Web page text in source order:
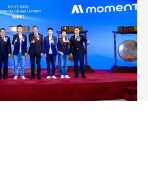
续增长，投资主业对公司整体盈利
金业务进退有序，投退良性循环格
地扎实推进，资本招商取得实质进
雨季施工困难，顺利完成竣工验
得阶段性突破，科技成果转化服务
加速铺开，为后续增长注入新活